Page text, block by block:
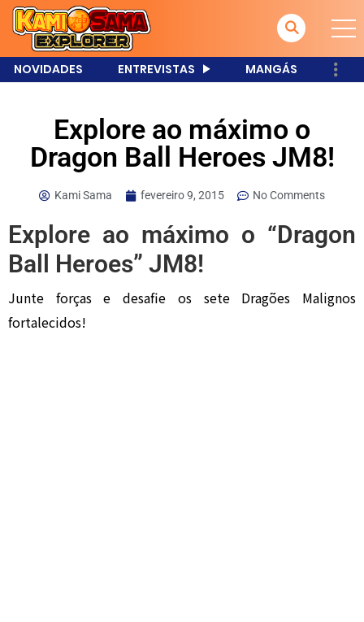
NOVIDADES ENTREVISTAS MANGÁS
Explore ao máximo o
Dragon Ball Heroes JM8!
Kami Sama fevereiro 9, 2015 No Comments
Explore ao máximo o “Dragon
Ball Heroes” JM8!
Junte forças e desafie os sete Dragões Malignos
fortalecidos!